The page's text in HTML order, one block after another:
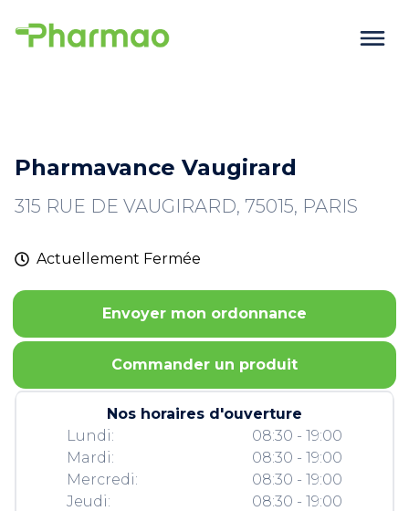
Pharmavance Vaugirard
315 RUE DE VAUGIRARD, 75015, PARIS
Actuellement Fermée
Envoyer mon ordonnance
Commander un produit
Nos horaires d'ouverture
Lundi:
Mardi:
Mercredi:
Jeudi:
08:30 - 19:00
08:30 - 19:00
08:30 - 19:00
08:30 - 19:00